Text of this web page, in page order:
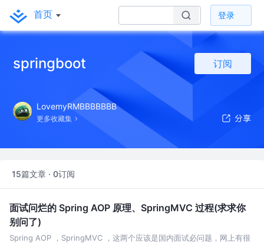
首页 登录
springboot 订阅
LovemyRMBBBBBBB
更多收藏集
15篇文章 · 0订阅
面试问烂的 Spring AOP 原理、SpringMVC 过程(求求你
别问了)
Spring AOP ，SpringMVC ，这两个应该是国内面试必问题，网上有很